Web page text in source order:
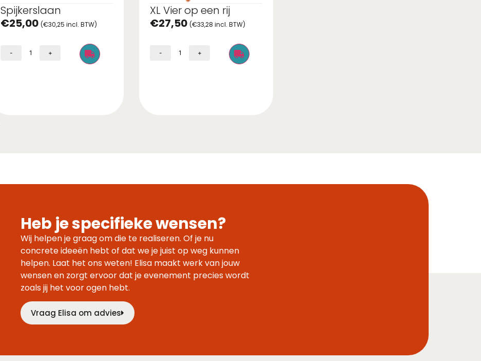
Spijkerslaan
€25,00 (€30,25 incl. BTW)
- +
XL Vier op een rij
€27,50 (€33,28 incl. BTW)
- +
Heb je specifieke wensen?
Wij helpen je graag om die te realiseren. Of je nu
concrete ideeën hebt of dat we je juist op weg kunnen
helpen. Laat het ons weten! Elisa maakt werk van jouw
wensen en zorgt ervoor dat je evenement precies wordt
zoals jij het voor ogen hebt.
Vraag Elisa om advies